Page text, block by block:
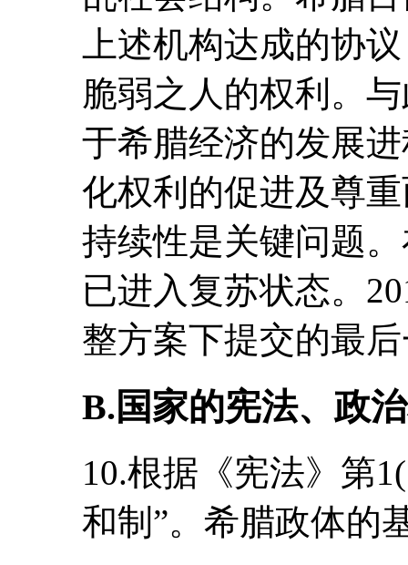
上述机构达成的协
脆弱之人的权利。
于希腊经济的发展
化权利的促进及尊
持续性是关键问题
已进入复苏状态。
整方案下提交的最
B.国家的宪法、政
10.根据《宪法》第
和制”。希腊政体的